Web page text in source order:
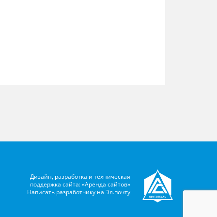
Дизайн, разработка и техническая
поддержка сайта: «Аренда сайтов»
Написать разработчику наЭл.почту